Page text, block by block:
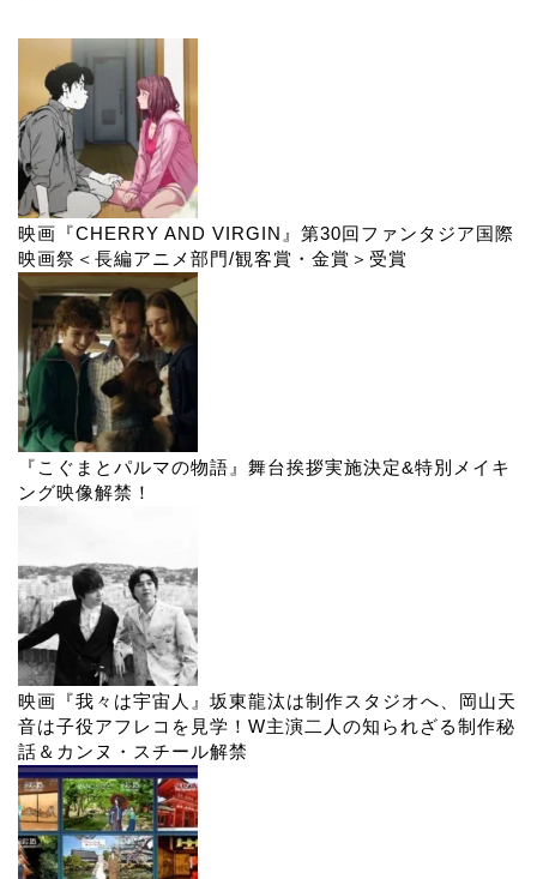
映画『CHERRY AND VIRGIN』第30回ファンタジア国際
映画祭＜長編アニメ部門/観客賞・金賞＞受賞
『こぐまとパルマの物語』舞台挨拶実施決定&特別メイキ
ング映像解禁！
映画『我々は宇宙人』坂東龍汰は制作スタジオへ、岡山天
音は子役アフレコを見学！W主演二人の知られざる制作秘
話＆カンヌ・スチール解禁